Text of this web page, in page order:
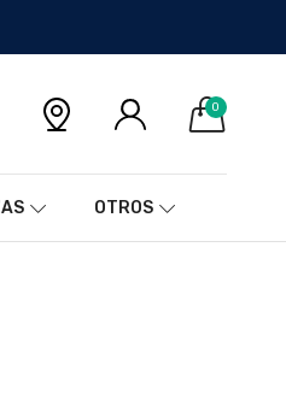
0
OTROS